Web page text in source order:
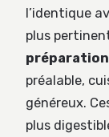
l’identique
plus
préparation
préalable,
généreux.
plus